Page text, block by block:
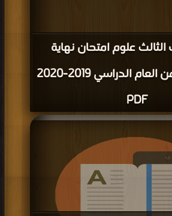
علوم امتحان نهاية
الفصل الأول من العام الدراسي 2019-2020
PDF